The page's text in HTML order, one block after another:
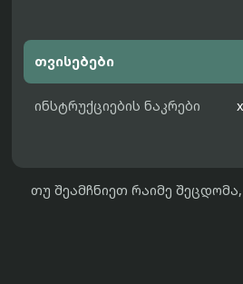
თვისებები
ინსტრუქციების ნაკრები
თუ შეამჩნიეთ რაიმე შეცდომა,